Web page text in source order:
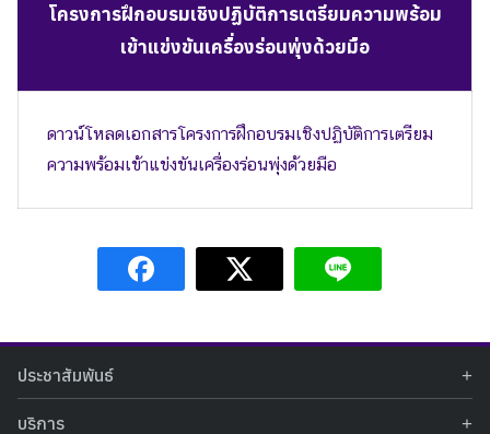
โครงการฝึกอบรมเชิงปฏิบัติการเตรียมความพร้อม
เข้าแข่งขันเครื่องร่อนพุ่งด้วยมือ
ดาวน์โหลดเอกสารโครงการฝึกอบรมเชิงปฏิบัติการเตรียม
ความพร้อมเข้าแข่งขันเครื่องร่อนพุ่งด้วยมือ
ประชาสัมพันธ์
ข่าวประชาสัมพันธ์
ข่าวกิจกรรม
บริการ